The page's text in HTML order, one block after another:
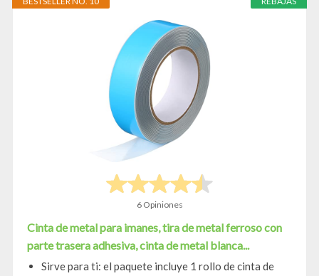
6 Opiniones
Cinta de metal para imanes, tira de metal ferroso con
parte trasera adhesiva, cinta de metal blanca...
Sirve para ti: el paquete incluye 1 rollo de cinta de